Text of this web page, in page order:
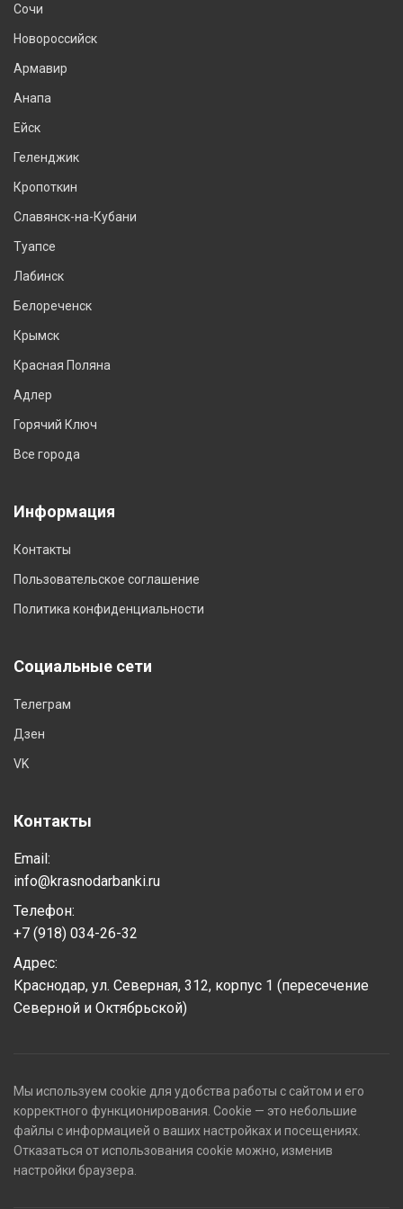
Сочи
Новороссийск
Армавир
Анапа
Ейск
Геленджик
Кропоткин
Славянск-на-Кубани
Туапсе
Лабинск
Белореченск
Крымск
Красная Поляна
Адлер
Горячий Ключ
Все города
Информация
Контакты
Пользовательское соглашение
Политика конфиденциальности
Социальные сети
Телеграм
Дзен
VK
Контакты
Email:
info@krasnodarbanki.ru
Телефон:
+7 (918) 034-26-32
Адрес:
Краснодар, ул. Северная, 312, корпус 1 (пересечение
Северной и Октябрьской)
Мы используем cookie для удобства работы с сайтом и его
корректного функционирования. Cookie — это небольшие
файлы с информацией о ваших настройках и посещениях.
Отказаться от использования cookie можно, изменив
настройки браузера.